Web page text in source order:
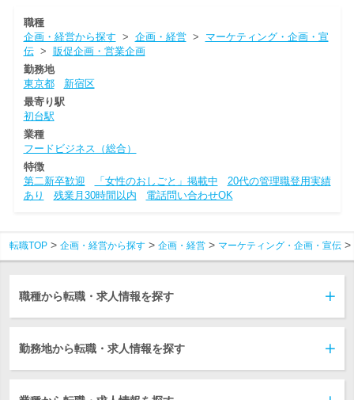
職種
企画・経営から探す > 企画・経営> マーケティング・企画・宣
伝> 販促企画・営業企画
勤務地
東京都
新宿区
最寄り駅
初台駅
業種
フードビジネス（総合）
特徴
第二新卒歓迎
「女性のおしごと」掲載中
20代の管理職登用実績
あり
残業月30時間以内 電話問い合わせOK
転職TOP 企画・経営から探す 企画・経営 マーケティング・企画・宣伝
職種から転職・求人情報を探す
勤務地から転職・求人情報を探す